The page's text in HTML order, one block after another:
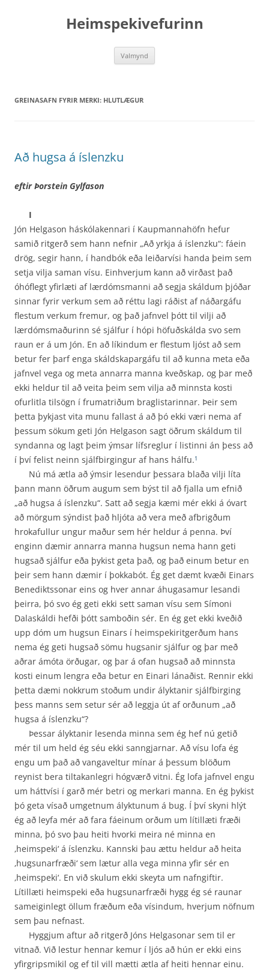
Heimspekivefurinn
Valmynd
GREINASAFN FYRIR MERKI: HLUTLÆGUR
Að hugsa á íslenzku
eftir Þorstein Gylfason
I
Jón Helgason háskólakennari í Kaupmannahöfn hefur
samið ritgerð sem hann nefnir „Að yrkja á íslenzku“: fáein
drög, segir hann, í handbók eða leiðarvísi handa þeim sem
setja vilja saman vísu. Einhverjum kann að virðast það
óhóflegt yfirlæti af lærdómsmanni að segja skáldum þjóðar
sinnar fyrir verkum sem að réttu lagi ráðist af náðargáfu
flestum verkum fremur, og það jafnvel þótt til vilji að
lærdómsmaðurinn sé sjálfur í hópi höfuðskálda svo sem
raun er á um Jón. En að líkindum er flestum ljóst að sem
betur fer þarf enga skáldskapargáfu til að kunna meta eða
jafnvel vega og meta annarra manna kveðskap, og þar með
ekki heldur til að veita þeim sem vilja að minnsta kosti
ofurlitla tilsögn í frumatriðum braglistarinnar. Þeir sem
þetta þykjast vita munu fallast á að þó ekki væri nema af
þessum sökum geti Jón Helgason sagt öðrum skáldum til
syndanna og lagt þeim ýmsar lífsreglur í listinni án þess að
í því felist neinn sjálfbirgingur af hans hálfu.1
Nú má ætla að ýmsir lesendur þessara blaða vilji líta
þann mann öðrum augum sem býst til að fjalla um efnið
„að hugsa á íslenzku“. Satt að segja kæmi mér ekki á óvart
að mörgum sýndist það hljóta að vera með afbrigðum
hrokafullur ungur maður sem hér heldur á penna. Því
enginn dæmir annarra manna hugsun nema hann geti
hugsað sjálfur eða þykist geta það, og það einum betur en
þeir sem hann dæmir í þokkabót. Ég get dæmt kvæði Einars
Benediktssonar eins og hver annar áhugasamur lesandi
þeirra, þó svo ég geti ekki sett saman vísu sem Símoni
Dalaskáldi hefði þótt samboðin sér. En ég get ekki kveðið
upp dóm um hugsun Einars í heim­spekiritgerðum hans
nema ég geti hugsað sömu hugsanir sjálfur og þar með
aðrar ámóta örðugar, og þar á ofan hugsað að minnsta
kosti einum lengra eða betur en Einari lánaðist. Rennir ekki
þetta dæmi nokkrum stoðum undir ályktanir sjálfbirging
þess manns sem setur sér að leggja út af orðunum „að
hugsa á íslenzku“?
Þessar ályktanir lesenda minna sem ég hef nú getið
mér til um held ég séu ekki sanngjarnar. Að vísu lofa ég
engu um það að vangaveltur mínar á þessum blöðum
reynist bera tiltakanlegri hógværð vitni. Ég lofa jafnvel engu
um háttvísi í garð mér betri og merkari manna. En ég þykist
þó geta vísað umgetnum ályktunum á bug. Í því skyni hlýt
ég að leyfa mér að fara fáeinum orðum um lítillæti fræði
minna, þó svo þau heiti hvorki meira né minna en
‚heimspeki‘ á íslenzku. Kannski þau ættu heldur að heita
‚hugsunarfræði‘ sem lætur alla vega minna yfir sér en
‚heimspeki‘. En við skulum ekki skeyta um nafngiftir.
Lítillæti heimspeki eða hugsunarfræði hygg ég sé raunar
sameiginlegt öllum fræðum eða vísindum, hverjum nöfnum
sem þau nefnast.
Hyggjum aftur að ritgerð Jóns Helgasonar sem til er
vitnað. Við lestur hennar kemur í ljós að hún er ekki eins
yfirgripsmikil og ef til vill mætti ætla af heiti hennar einu.